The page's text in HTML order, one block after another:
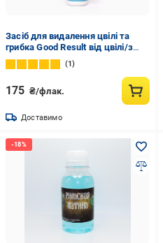
Засіб для видалення цвілі та
грибка Good Result від цвілі/з
розпилювачем (GR2035010)
1
175 ₴/флак.
Доставимо